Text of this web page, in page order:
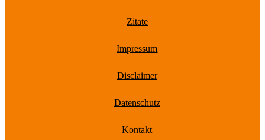
Zitate
Impressum
Disclaimer
Datenschutz
Kontakt